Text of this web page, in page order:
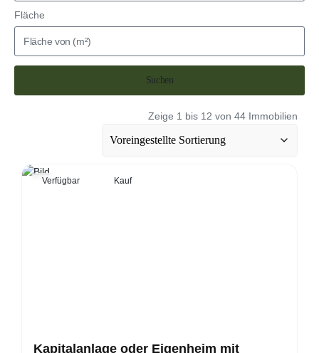
Suchen
Fläche
Zeige 1 bis 12 von 44 Immobilien
Verfügbar Kauf
Kapitalanlage oder Eigenheim mit